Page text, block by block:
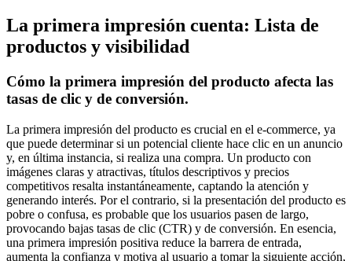
La primera impresión cuenta: Lista de
productos y visibilidad
Cómo la primera impresión del producto afecta las
tasas de clic y de conversión.
La primera impresión del producto es crucial en el e-commerce, ya
que puede determinar si un potencial cliente hace clic en un anuncio
y, en última instancia, si realiza una compra. Un producto con
imágenes claras y atractivas, títulos descriptivos y precios
competitivos resalta instantáneamente, captando la atención y
generando interés. Por el contrario, si la presentación del producto es
pobre o confusa, es probable que los usuarios pasen de largo,
provocando bajas tasas de clic (CTR) y de conversión. En esencia,
una primera impresión positiva reduce la barrera de entrada,
aumenta la confianza y motiva al usuario a tomar la siguiente acción,